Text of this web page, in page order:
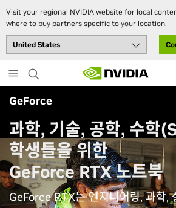
Visit your regional NVIDIA website for local
where to buy partners specific to your location.
to
main
content
GeForce
과학, 기술, 공학, 수학
학생들을 위한
GeForce RTX 노트북
GeForce RTX는 엔지니어링, 과학,